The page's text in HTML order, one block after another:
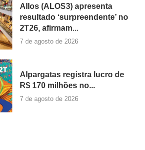
Allos (ALOS3) apresenta
resultado ‘surpreendente’ no
2T26, afirmam...
7 de agosto de 2026
Alpargatas registra lucro de
R$ 170 milhões no...
7 de agosto de 2026